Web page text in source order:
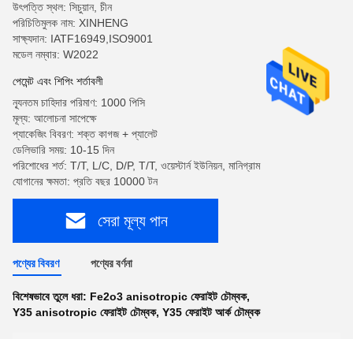
উৎপত্তি স্থল: সিচুয়ান, চীন
পরিচিতিমুলক নাম: XINHENG
সাক্ষ্যদান: IATF16949,ISO9001
মডেল নম্বার: W2022
পেমেন্ট এবং শিপিং শর্তাবলী
ন্যূনতম চাহিদার পরিমাণ: 1000 পিসি
মূল্য: আলোচনা সাপেক্ষে
প্যাকেজিং বিবরণ: শক্ত কাগজ + প্যালেট
ডেলিভারি সময়: 10-15 দিন
পরিশোধের শর্ত: T/T, L/C, D/P, T/T, ওয়েস্টার্ন ইউনিয়ন, মানিগ্রাম
যোগানের ক্ষমতা: প্রতি বছর 10000 টন
সেরা মূল্য পান
পণ্যের বিবরণ পণ্যের বর্ণনা
বিশেষভাবে তুলে ধরা: Fe2o3 anisotropic ফেরাইট চৌম্বক,
Y35 anisotropic ফেরাইট চৌম্বক, Y35 ফেরাইট আর্ক চৌম্বক